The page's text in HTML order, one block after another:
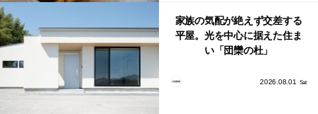
家族の気配が絶えず交差する
平屋。光を中心に据えた住ま
い「団欒の杜」
2026.08.01 Sat